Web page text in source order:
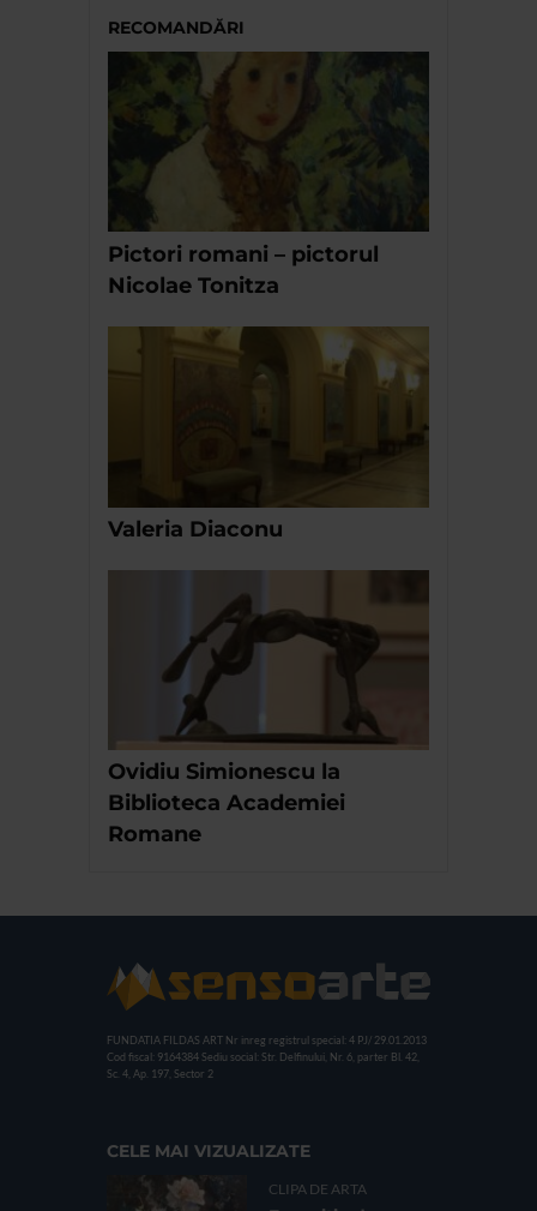
RECOMANDĂRI
Pictori romani – pictorul
Nicolae Tonitza
Valeria Diaconu
Ovidiu Simionescu la
Biblioteca Academiei
Romane
FUNDATIA FILDAS ART Nr inreg registrul special: 4 PJ/ 29.01.2013
Cod fiscal: 9164384 Sediu social: Str. Delfinului, Nr. 6, parter Bl. 42,
Sc. 4, Ap. 197, Sector 2
CELE MAI VIZUALIZATE
CLIPA DE ARTA